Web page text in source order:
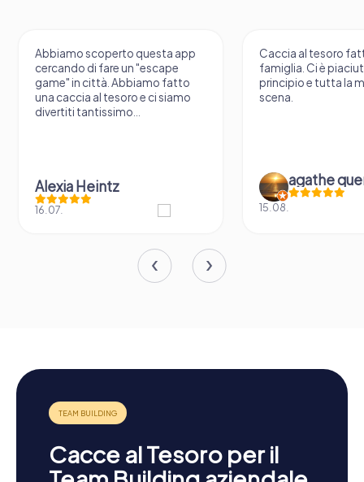
Abbiamo scoperto questa app
cercando di fare un "escape
game" in città. Abbiamo fatto
una caccia al tesoro e ci siamo
divertiti tantissimo...
Alexia Heintz
16.07.
Caccia al tesoro
famiglia. Ci è
principio e tutta la
scena.
agathe
15.08.
Cacce al Tesoro per il